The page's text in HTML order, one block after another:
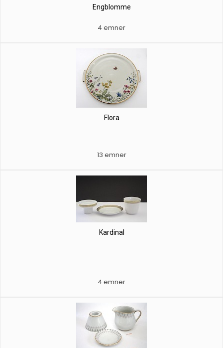
Engblomme
4 emner
Flora
13 emner
Kardinal
4 emner